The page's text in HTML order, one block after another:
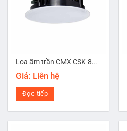
Loa âm trần CMX CSK-814HR
Giá: Liên hệ
Đọc tiếp